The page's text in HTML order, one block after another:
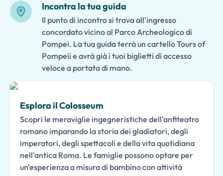
Incontra la tua guida
Il punto di incontro si trova all'ingresso
concordato vicino al Parco Archeologico di
Pompei. La tua guida terrà un cartello Tours of
Pompeii e avrà già i tuoi biglietti di accesso
veloce a portata di mano.
Esplora il Colosseum
Scopri le meraviglie ingegneristiche dell'anfiteatro
romano imparando la storia dei gladiatori, degli
imperatori, degli spettacoli e della vita quotidiana
nell'antica Roma. Le famiglie possono optare per
un'esperienza a misura di bambino con attività